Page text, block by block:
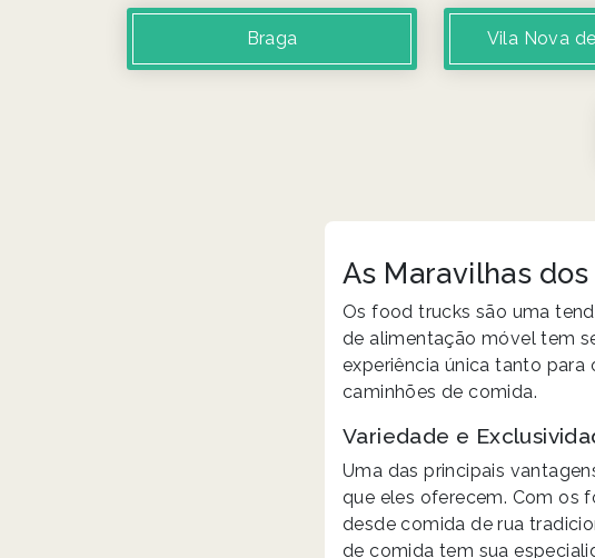
Braga Vila Nova
As Maravilhas
Os food trucks são uma
de alimentação móvel tem
experiência única tanto
caminhões de comida.
Variedade e
Uma das principais
que eles oferecem. Com os
desde comida de rua
de comida tem sua